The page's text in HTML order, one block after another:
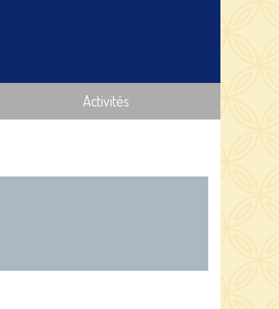
Activités